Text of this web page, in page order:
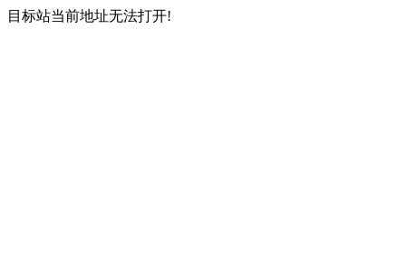
目标站当前地址无法打开!